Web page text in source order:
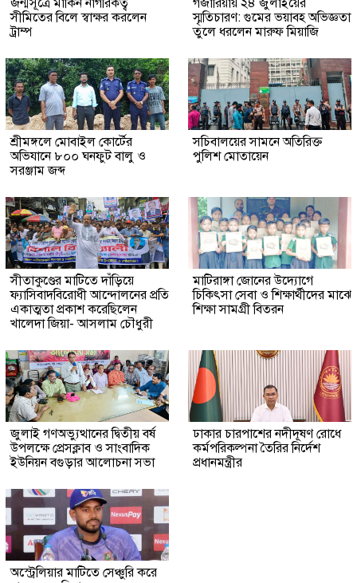
সীমিতের বিলে স্বাক্ষর করলেন
ট্রাম্প
স্মৃতিচারণ: গুমের ভয়াবহ অভিজ্ঞতা
তুলে ধরলেন মারুফ মিয়াজি
শ্রীমঙ্গলে মোবাইল কোর্টের
অভিযানে ৮০০ ঘনফুট বালু ও
সরঞ্জাম জব্দ
সচিবালয়ের সামনে অতিরিক্ত
পুলিশ মোতায়েন
সীতাকুণ্ডের মাটিতে দাঁড়িয়ে
ফ্যাসিবাদবিরোধী আন্দোলনের প্রতি
একাত্মতা প্রকাশ করেছিলেন
খালেদা জিয়া- আসলাম চৌধুরী
মাটিরাঙ্গা জোনের উদ্যোগে
চিকিৎসা সেবা ও শিক্ষার্থীদের মাঝে
শিক্ষা সামগ্রী বিতরন
জুলাই গণঅভ্যুত্থানের দ্বিতীয় বর্ষ
উপলক্ষে প্রেসক্লাব ও সাংবাদিক
ইউনিয়ন বগুড়ার আলোচনা সভা
ঢাকার চারপাশের নদীদূষণ রোধে
কর্মপরিকল্পনা তৈরির নির্দেশ
প্রধানমন্ত্রীর
অস্ট্রেলিয়ার মাটিতে সেঞ্চুরি করে